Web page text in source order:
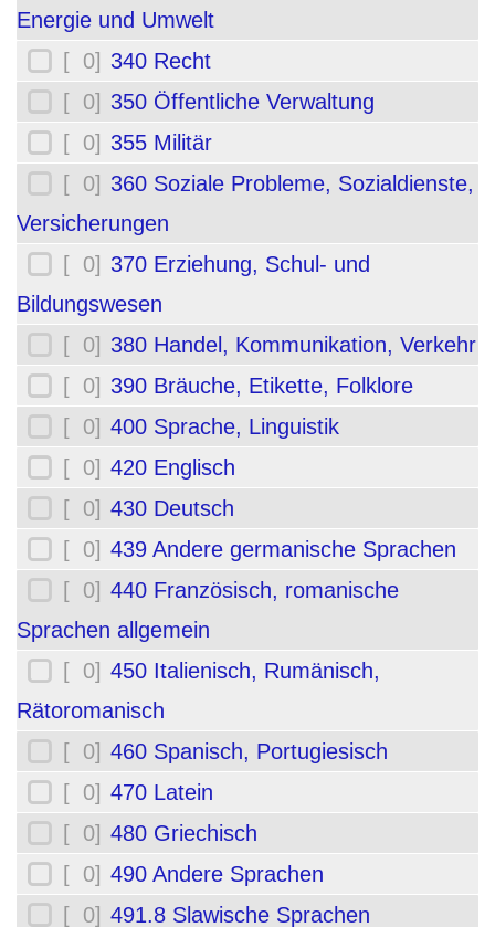
Energie und Umwelt
[ 0] 340 Recht
[ 0] 350 Öffentliche Verwaltung
[ 0] 355 Militär
[ 0] 360 Soziale Probleme, Sozialdienste,
Versicherungen
[ 0] 370 Erziehung, Schul- und
Bildungswesen
[ 0] 380 Handel, Kommunikation, Verkehr
[ 0] 390 Bräuche, Etikette, Folklore
[ 0] 400 Sprache, Linguistik
[ 0] 420 Englisch
[ 0] 430 Deutsch
[ 0] 439 Andere germanische Sprachen
[ 0] 440 Französisch, romanische
Sprachen allgemein
[ 0] 450 Italienisch, Rumänisch,
Rätoromanisch
[ 0] 460 Spanisch, Portugiesisch
[ 0] 470 Latein
[ 0] 480 Griechisch
[ 0] 490 Andere Sprachen
[ 0] 491.8 Slawische Sprachen